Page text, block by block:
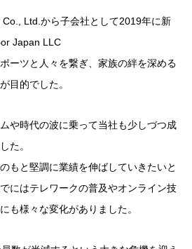
Ltd.から子会社として2019年に新
Japan LLC
ーツと人々を繋ぎ、家族の絆を深める
目的でした。
や時代の波に乗って当社も少しづつ成
た。
もと堅調に業績を伸ばしていきたいと
にはテレワークの普及やオンライン技
も様々な変化がありました。